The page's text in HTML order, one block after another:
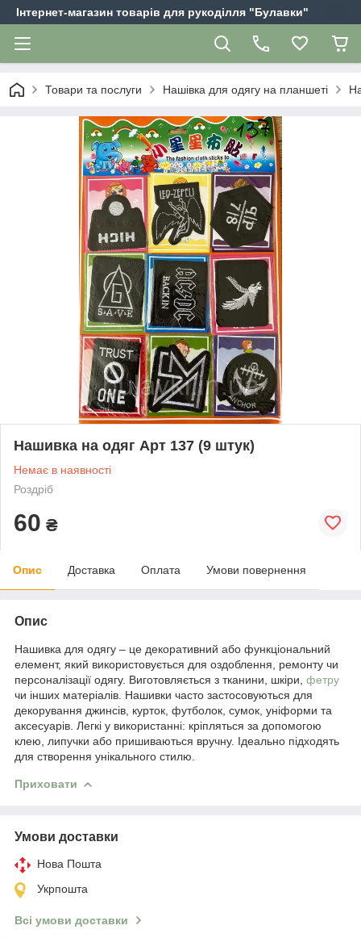
Інтернет-магазин товарів для рукоділля "Булавки"
Товари та послуги Нашівка для одягу на планшеті
Нашивка на одяг Арт 137 (9 штук)
Немає в наявності
Роздріб
60 ₴
Опис Доставка Оплата Умови повернення
Опис
Нашивка для одягу – це декоративний або функціональний
елемент, який використовується для оздоблення, ремонту чи
персоналізації одягу. Виготовляється з тканини, шкіри, фетру
чи інших матеріалів. Нашивки часто застосовуються для
декорування джинсів, курток, футболок, сумок, уніформи та
аксесуарів. Легкі у використанні: кріпляться за допомогою
клею, липучки або пришиваються вручну. Ідеально підходять
для створення унікального стилю.
Приховати
Умови доставки
Нова Пошта
Укрпошта
Всі умови доставки